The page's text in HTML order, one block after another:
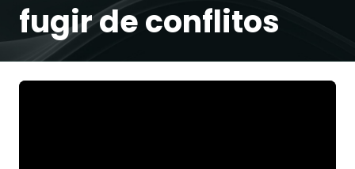
fugir de conflitos